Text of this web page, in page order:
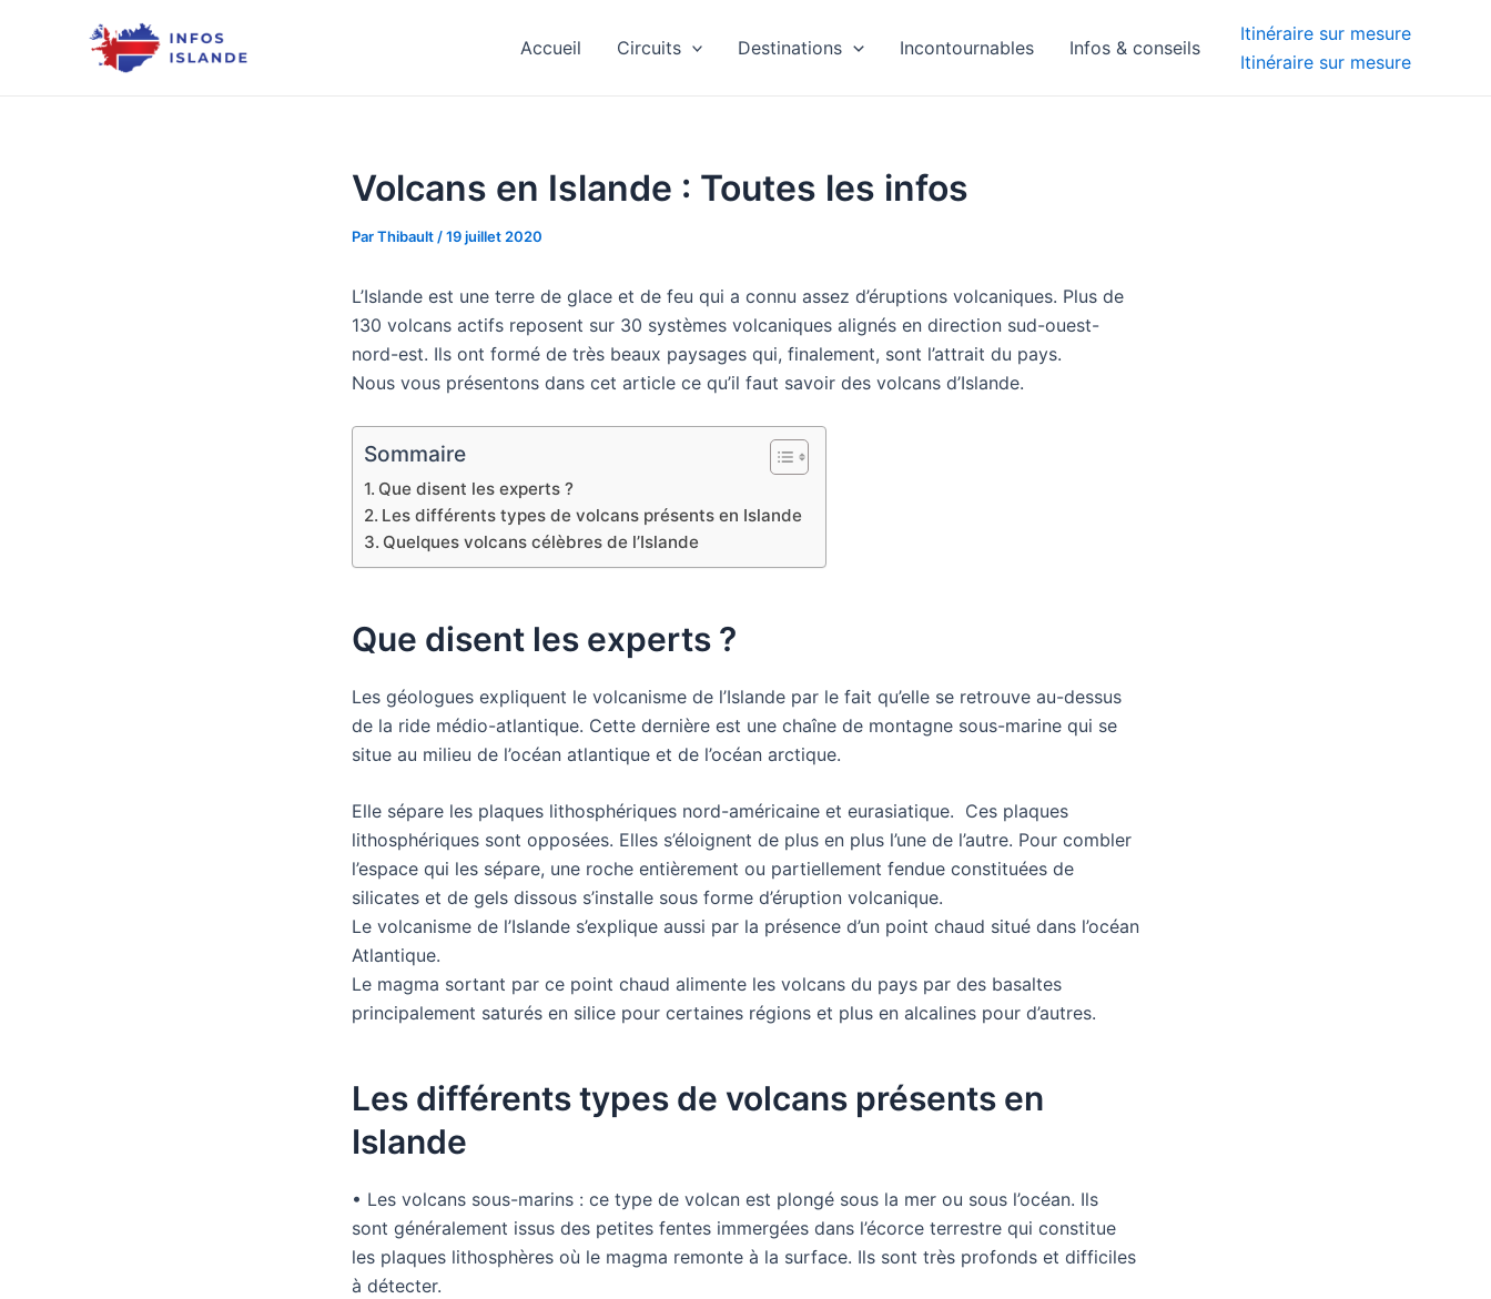
Accueil Circuits Destinations Incontournables Infos & conseils
Itinéraire sur mesure
Itinéraire sur mesure
Volcans en Islande : Toutes les infos
ParThibault /19 juillet 2020
L’Islande est une terre de glace et de feu qui a connu assez d’éruptions volcaniques. Plus de
130 volcans actifs reposent sur 30 systèmes volcaniques alignés en direction sud-ouest-
nord-est. Ils ont formé de très beaux paysages qui, finalement, sont l’attrait du pays.
Nous vous présentons dans cet article ce qu’il faut savoir des volcans d’Islande.
Sommaire
Que disent les experts ?
Les différents types de volcans présents en Islande
Quelques volcans célèbres de l’Islande
Que disent les experts ?
Les géologues expliquent le volcanisme de l’Islande par le fait qu’elle se retrouve au-dessus
de la ride médio-atlantique. Cette dernière est une chaîne de montagne sous-marine qui se
situe au milieu de l’océan atlantique et de l’océan arctique.
Elle sépare les plaques lithosphériques nord-américaine et eurasiatique. Ces plaques
lithosphériques sont opposées. Elles s’éloignent de plus en plus l’une de l’autre. Pour combler
l’espace qui les sépare, une roche entièrement ou partiellement fendue constituées de
silicates et de gels dissous s’installe sous forme d’éruption volcanique.
Le volcanisme de l’Islande s’explique aussi par la présence d’un point chaud situé dans l’océan
Atlantique.
Le magma sortant par ce point chaud alimente les volcans du pays par des basaltes
principalement saturés en silice pour certaines régions et plus en alcalines pour d’autres.
Les différents types de volcans présents en
Islande
• Les volcans sous-marins : ce type de volcan est plongé sous la mer ou sous l’océan. Ils
sont généralement issus des petites fentes immergées dans l’écorce terrestre qui constitue
les plaques lithosphères où le magma remonte à la surface. Ils sont très profonds et difficiles
à détecter.